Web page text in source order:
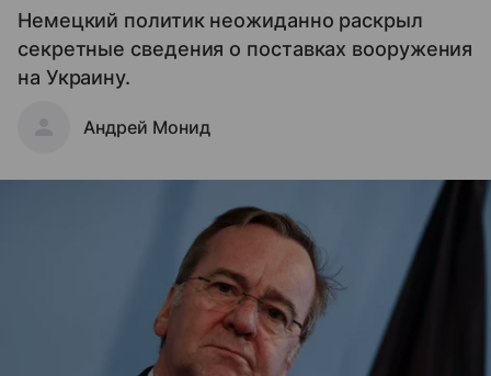
Немецкий политик неожиданно раскрыл
секретные сведения о поставках вооружения
на Украину.
Андрей Монид